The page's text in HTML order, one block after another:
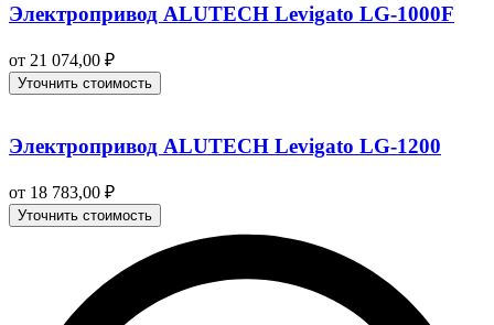
Электропривод ALUTECH Levigato LG-1000F
от 21 074,00 ₽
Уточнить стоимость
Электропривод ALUTECH Levigato LG-1200
от 18 783,00 ₽
Уточнить стоимость